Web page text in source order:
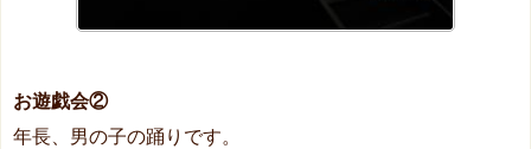
お遊戯会②
年長、男の子の踊りです。